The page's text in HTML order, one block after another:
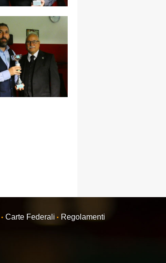
Carte Federali Regolamenti